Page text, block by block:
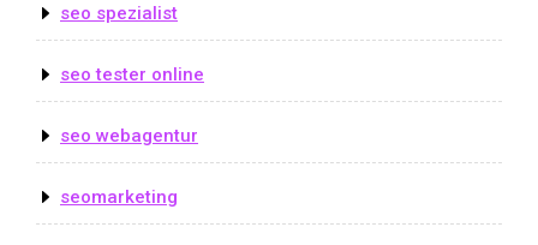
seo spezialist
seo tester online
seo webagentur
seomarketing